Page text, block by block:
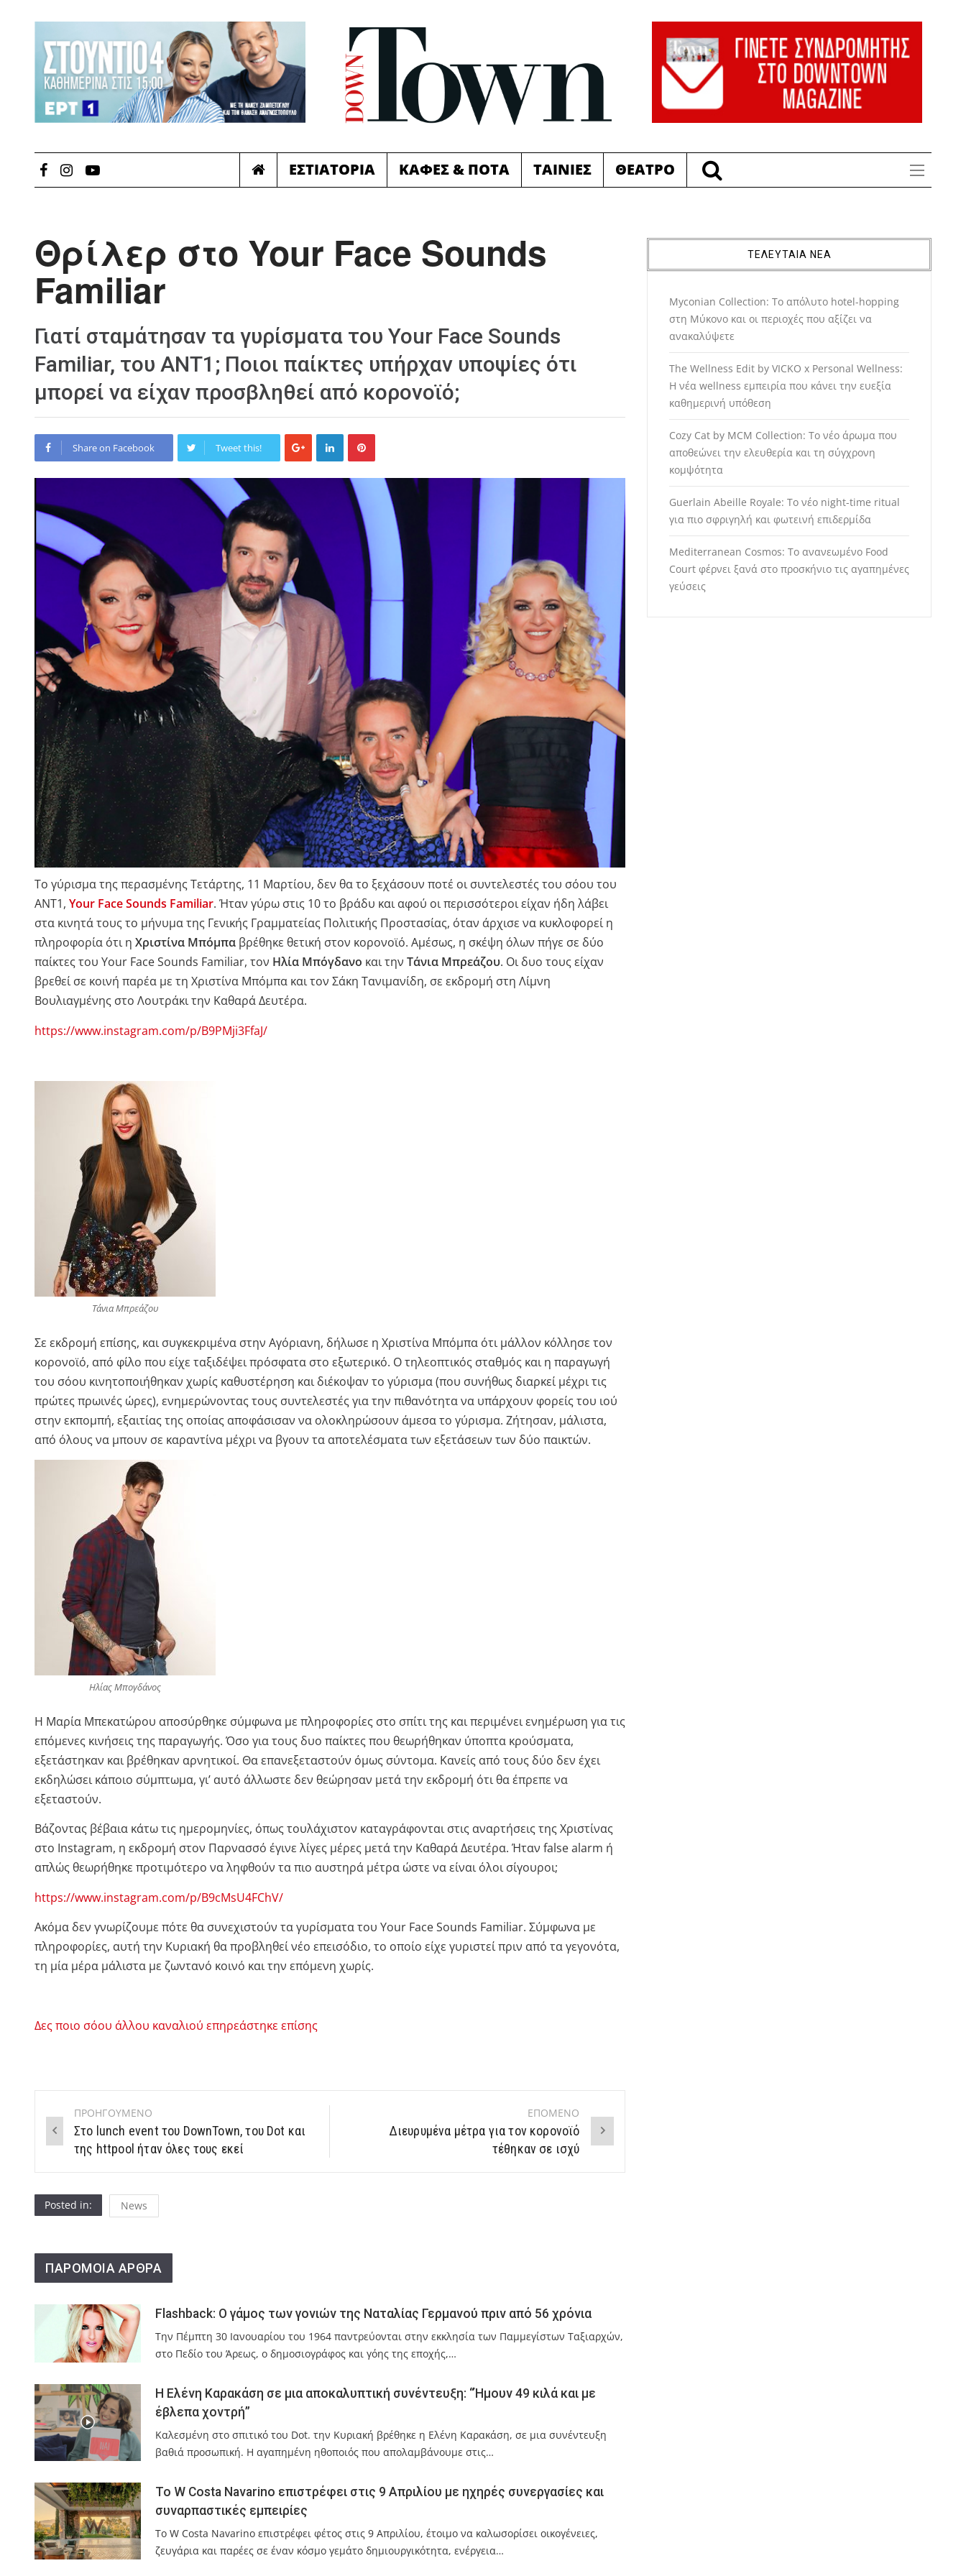
ΕΣΤΙΑΤΟΡΙΑ ΚΑΦΕΣ & ΠΟΤΑ ΤΑΙΝΙΕΣ ΘΕΑΤΡΟ
Θρίλερ στο Your Face Sounds
Familiar
Γιατί σταμάτησαν τα γυρίσματα του Your Face Sounds
Familiar, του ΑΝΤ1; Ποιοι παίκτες υπήρχαν υποψίες ότι
μπορεί να είχαν προσβληθεί από κορονοϊό;
Share on Facebook Tweet this!
Το γύρισμα της περασμένης Τετάρτης, 11 Μαρτίου, δεν θα το ξεχάσουν ποτέ οι συντελεστές του σόου του
ΑNT1, Your Face Sounds Familiar. Ήταν γύρω στις 10 το βράδυ και αφού οι περισσότεροι είχαν ήδη λάβει
στα κινητά τους το μήνυμα της Γενικής Γραμματείας Πολιτικής Προστασίας, όταν άρχισε να κυκλοφορεί η
πληροφορία ότι η Χριστίνα Μπόμπα βρέθηκε θετική στον κορονοϊό. Αμέσως, η σκέψη όλων πήγε σε δύο
παίκτες του Your Face Sounds Familiar, τον Ηλία Μπόγδανο και την Τάνια Μπρεάζου. Οι δυο τους είχαν
βρεθεί σε κοινή παρέα με τη Χριστίνα Μπόμπα και τον Σάκη Τανιμανίδη, σε εκδρομή στη Λίμνη
Βουλιαγμένης στο Λουτράκι την Καθαρά Δευτέρα.
https://www.instagram.com/p/B9PMji3FfaJ/
Τάνια Μπρεάζου
Σε εκδρομή επίσης, και συγκεκριμένα στην Αγόριανη, δήλωσε η Χριστίνα Μπόμπα ότι μάλλον κόλλησε τον
κορονοϊό, από φίλο που είχε ταξιδέψει πρόσφατα στο εξωτερικό. Ο τηλεοπτικός σταθμός και η παραγωγή
του σόου κινητοποιήθηκαν χωρίς καθυστέρηση και διέκοψαν το γύρισμα (που συνήθως διαρκεί μέχρι τις
πρώτες πρωινές ώρες), ενημερώνοντας τους συντελεστές για την πιθανότητα να υπάρχουν φορείς του ιού
στην εκπομπή, εξαιτίας της οποίας αποφάσισαν να ολοκληρώσουν άμεσα το γύρισμα. Ζήτησαν, μάλιστα,
από όλους να μπουν σε καραντίνα μέχρι να βγουν τα αποτελέσματα των εξετάσεων των δύο παικτών.
Ηλίας Μπογδάνος
Η Μαρία Μπεκατώρου αποσύρθηκε σύμφωνα με πληροφορίες στο σπίτι της και περιμένει ενημέρωση για τις
επόμενες κινήσεις της παραγωγής. Όσο για τους δυο παίκτες που θεωρήθηκαν ύποπτα κρούσματα,
εξετάστηκαν και βρέθηκαν αρνητικοί. Θα επανεξεταστούν όμως σύντομα. Κανείς από τους δύο δεν έχει
εκδηλώσει κάποιο σύμπτωμα, γι’ αυτό άλλωστε δεν θεώρησαν μετά την εκδρομή ότι θα έπρεπε να
εξεταστούν.
Βάζοντας βέβαια κάτω τις ημερομηνίες, όπως τουλάχιστον καταγράφονται στις αναρτήσεις της Χριστίνας
στο Instagram, η εκδρομή στον Παρνασσό έγινε λίγες μέρες μετά την Καθαρά Δευτέρα. Ήταν false alarm ή
απλώς θεωρήθηκε προτιμότερο να ληφθούν τα πιο αυστηρά μέτρα ώστε να είναι όλοι σίγουροι;
https://www.instagram.com/p/B9cMsU4FChV/
Ακόμα δεν γνωρίζουμε πότε θα συνεχιστούν τα γυρίσματα του Your Face Sounds Familiar. Σύμφωνα με
πληροφορίες, αυτή την Κυριακή θα προβληθεί νέο επεισόδιο, το οποίο είχε γυριστεί πριν από τα γεγονότα,
τη μία μέρα μάλιστα με ζωντανό κοινό και την επόμενη χωρίς.
Δες ποιο σόου άλλου καναλιού επηρεάστηκε επίσης
Post
navigation
ΠΡΟΗΓΟΥΜΕΝΟ
Στο lunch event του DownTown, του Dot και
της httpool ήταν όλες τους εκεί
ΕΠΟΜΕΝΟ
Διευρυμένα μέτρα για τον κορονοϊό
τέθηκαν σε ισχύ
Posted in: News
ΠΑΡΟΜΟΙΑ ΑΡΘΡΑ
Flashback: Ο γάμος των γονιών της Ναταλίας Γερμανού πριν από 56 χρόνια
Την Πέμπτη 30 Ιανουαρίου του 1964 παντρεύονται στην εκκλησία των Παμμεγίστων Ταξιαρχών,
στο Πεδίο του Άρεως, ο δημοσιογράφος και γόης της εποχής,…
Η Ελένη Καρακάση σε μια αποκαλυπτική συνέντευξη: “Ήμουν 49 κιλά και με
έβλεπα χοντρή”
Καλεσμένη στο σπιτικό του Dot. την Κυριακή βρέθηκε η Ελένη Καρακάση, σε μια συνέντευξη
βαθιά προσωπική. Η αγαπημένη ηθοποιός που απολαμβάνουμε στις…
Το W Costa Navarino επιστρέφει στις 9 Απριλίου με ηχηρές συνεργασίες και
συναρπαστικές εμπειρίες
Το W Costa Navarino επιστρέφει φέτος στις 9 Απριλίου, έτοιμο να καλωσορίσει οικογένειες,
ζευγάρια και παρέες σε έναν κόσμο γεμάτο δημιουργικότητα, ενέργεια…
ΤΕΛΕΥΤΑΙΑ ΝΕΑ
Myconian Collection: Το απόλυτο hotel-hopping
στη Μύκονο και οι περιοχές που αξίζει να
ανακαλύψετε
The Wellness Edit by VICKO x Personal Wellness:
Η νέα wellness εμπειρία που κάνει την ευεξία
καθημερινή υπόθεση
Cozy Cat by MCM Collection: Το νέο άρωμα που
αποθεώνει την ελευθερία και τη σύγχρονη
κομψότητα
Guerlain Abeille Royale: Το νέο night-time ritual
για πιο σφριγηλή και φωτεινή επιδερμίδα
Mediterranean Cosmos: Το ανανεωμένο Food
Court φέρνει ξανά στο προσκήνιο τις αγαπημένες
γεύσεις